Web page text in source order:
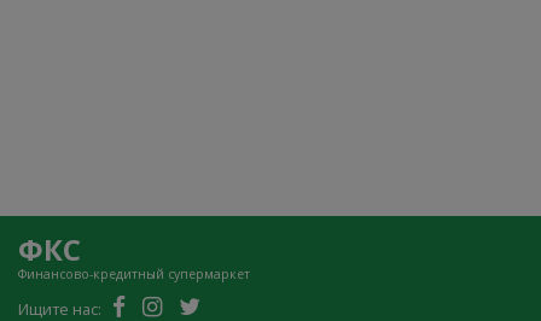
ФКС
Финансово-кредитный супермаркет
Ищите нас: